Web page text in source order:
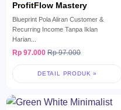
ProfitFlow Mastery
Blueprint Pola Aliran Customer &
Recurring Income Tanpa Iklan
Harian...
Rp 97.000 Rp 97.000
DETAIL PRODUK »